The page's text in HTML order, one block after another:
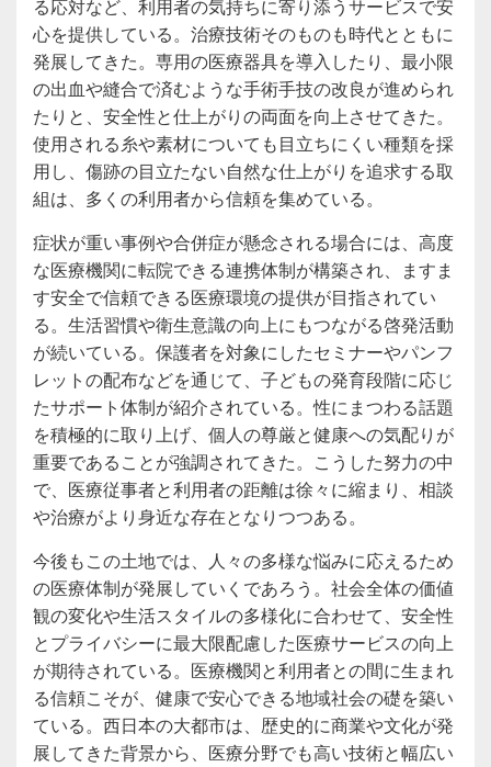
る応対など、利用者の気持ちに寄り添うサービスで安
心を提供している。治療技術そのものも時代とともに
発展してきた。専用の医療器具を導入したり、最小限
の出血や縫合で済むような手術手技の改良が進められ
たりと、安全性と仕上がりの両面を向上させてきた。
使用される糸や素材についても目立ちにくい種類を採
用し、傷跡の目立たない自然な仕上がりを追求する取
組は、多くの利用者から信頼を集めている。
症状が重い事例や合併症が懸念される場合には、高度
な医療機関に転院できる連携体制が構築され、ますま
す安全で信頼できる医療環境の提供が目指されてい
る。生活習慣や衛生意識の向上にもつながる啓発活動
が続いている。保護者を対象にしたセミナーやパンフ
レットの配布などを通じて、子どもの発育段階に応じ
たサポート体制が紹介されている。性にまつわる話題
を積極的に取り上げ、個人の尊厳と健康への気配りが
重要であることが強調されてきた。こうした努力の中
で、医療従事者と利用者の距離は徐々に縮まり、相談
や治療がより身近な存在となりつつある。
今後もこの土地では、人々の多様な悩みに応えるため
の医療体制が発展していくであろう。社会全体の価値
観の変化や生活スタイルの多様化に合わせて、安全性
とプライバシーに最大限配慮した医療サービスの向上
が期待されている。医療機関と利用者との間に生まれ
る信頼こそが、健康で安心できる地域社会の礎を築い
ている。西日本の大都市は、歴史的に商業や文化が発
展してきた背景から、医療分野でも高い技術と幅広い